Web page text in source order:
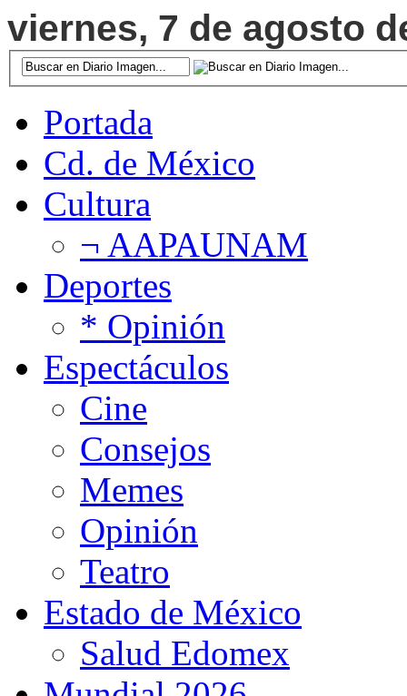
viernes, 7 de agosto
Portada
Cd. de México
Cultura
¬ AAPAUNAM
Deportes
* Opinión
Espectáculos
Cine
Consejos
Memes
Opinión
Teatro
Estado de México
Salud Edomex